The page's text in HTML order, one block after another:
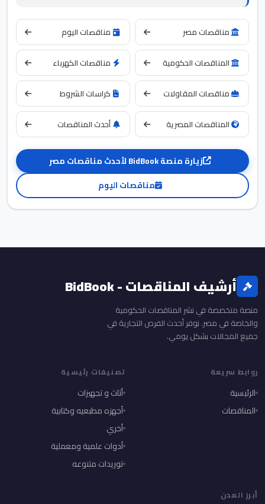
مناقصات مصر مناقصات اليوم
المناقصات الحكومية مناقصات الكهرباء
مناقصات المقاولات كراسات الشروط
المناقصات المصرية أحدث المناقصات
زيارة منصة BidBook لأحدث مناقصات مصر
مناقصات اليوم
أرشيف المناقصات - BidBook
منصة متخصصة في نشر المناقصات الحكومية
والخاصة في مصر. نوفر أحدث الفرص التجارية في
جميع المجالات بشكل يومي.
روابط سريعة
الرئيسية
المناقصات
تصنيفات رئيسية
أثاث و تجهيزات
أجهزه مطبعيه وكتابية
أخري
أدوات علمية ومعملية
توريدات متنوعه
أبرز المدن